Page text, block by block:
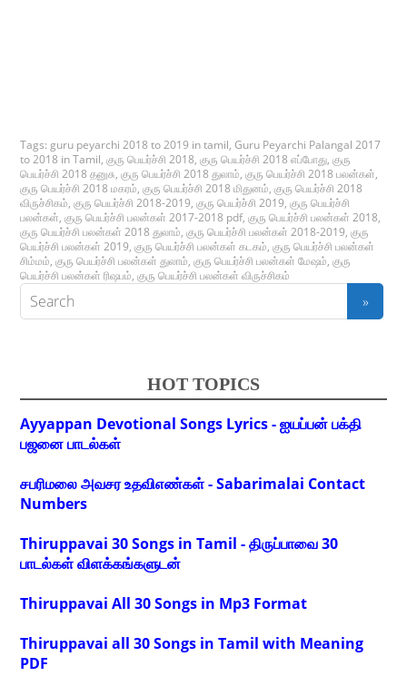
Tags: guru peyarchi 2018 to 2019 in tamil,Guru Peyarchi Palangal 2017
to 2018 in Tamil,குரு பெயர்ச்சி 2018,குரு பெயர்ச்சி 2018 எப்போது,குரு
பெயர்ச்சி 2018 தனுசு,குரு பெயர்ச்சி 2018 துலாம்,குரு பெயர்ச்சி 2018 பலன்கள்,
குரு பெயர்ச்சி 2018 மகரம்,குரு பெயர்ச்சி 2018 மிதுனம்,குரு பெயர்ச்சி 2018
விருச்சிகம்,குரு பெயர்ச்சி 2018-2019,குரு பெயர்ச்சி 2019,குரு பெயர்ச்சி
பலன்கள்,குரு பெயர்ச்சி பலன்கள் 2017-2018 pdf,குரு பெயர்ச்சி பலன்கள் 2018,
குரு பெயர்ச்சி பலன்கள் 2018 துலாம்,குரு பெயர்ச்சி பலன்கள் 2018-2019,குரு
பெயர்ச்சி பலன்கள் 2019,குரு பெயர்ச்சி பலன்கள் கடகம்,குரு பெயர்ச்சி பலன்கள்
சிம்மம்,குரு பெயர்ச்சி பலன்கள் துலாம்,குரு பெயர்ச்சி பலன்கள் மேஷம்,குரு
பெயர்ச்சி பலன்கள் ரிஷபம்,குரு பெயர்ச்சி பலன்கள் விருச்சிகம்
HOT TOPICS
Ayyappan Devotional Songs Lyrics - ஐயப்பன் பக்தி
பஜனை பாடல்கள்
சபரிமலை அவசர உதவிஎண்கள் - Sabarimalai Contact
Numbers
Thiruppavai 30 Songs in Tamil - திருப்பாவை 30
பாடல்கள் விளக்கங்களுடன்
Thiruppavai All 30 Songs in Mp3 Format
Thiruppavai all 30 Songs in Tamil with Meaning
PDF